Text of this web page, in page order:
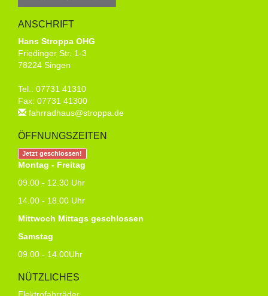
ANSCHRIFT
Hans Stroppa OHG
Friedinger Str. 1-3
78224 Singen
Tel.: 07731 41310
Fax: 07731 41300
fahrradhaus@stroppa.de
ÖFFNUNGSZEITEN
Jetzt geschlossen!
Montag - Freitag
09.00 - 12.30 Uhr
14.00 - 18.00 Uhr
Mittwoch Mittags geschlossen
Samstag
09.00 - 14.00Uhr
NÜTZLICHES